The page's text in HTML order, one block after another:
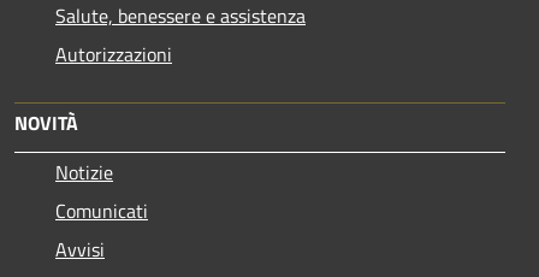
Salute, benessere e assistenza
Autorizzazioni
NOVITÀ
Notizie
Comunicati
Avvisi